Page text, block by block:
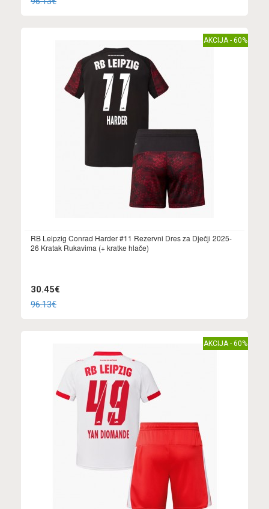
AKCIJA - 60%
RB Leipzig Conrad Harder #11 Rezervni Dres za Dječji 2025-
26 Kratak Rukavima (+ kratke hlače)
30.45€
96.13€
AKCIJA - 60%